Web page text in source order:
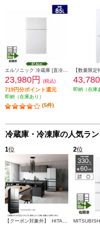
23,980円 (税込)
719円分ポイント還元
即納（在庫あり）
(5件)
即納（在庫
冷蔵庫・冷凍庫の人気ラ
1位 2位